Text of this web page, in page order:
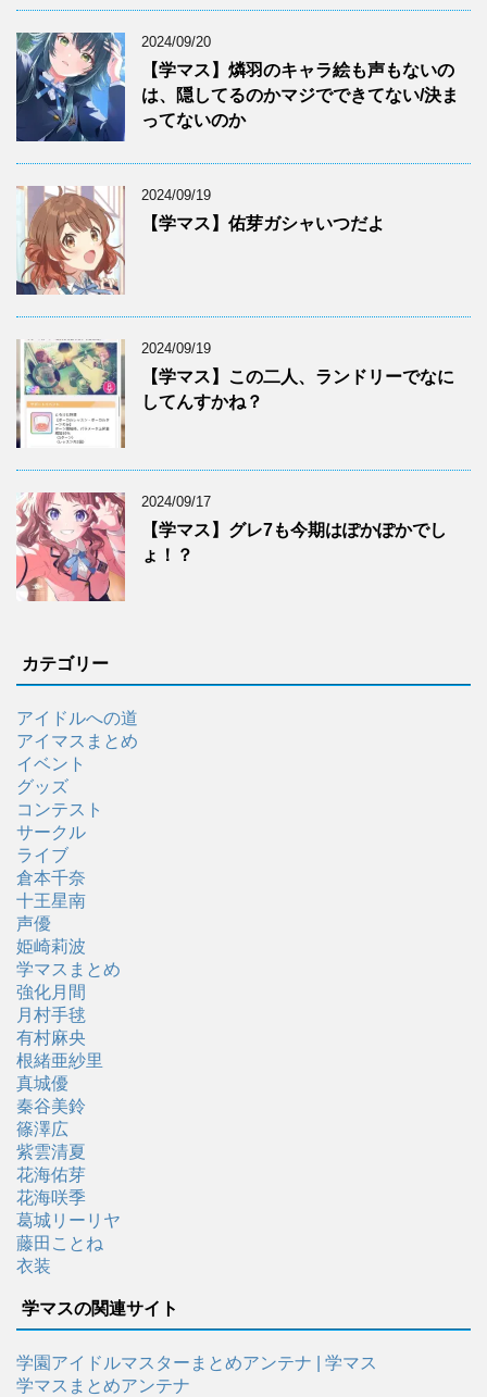
2024/09/20
【学マス】燐羽のキャラ絵も声もないの
は、隠してるのかマジでできてない/決ま
ってないのか
2024/09/19
【学マス】佑芽ガシャいつだよ
2024/09/19
【学マス】この二人、ランドリーでなに
してんすかね？
2024/09/17
【学マス】グレ7も今期はぽかぽかでし
ょ！？
カテゴリー
アイドルへの道
アイマスまとめ
イベント
グッズ
コンテスト
サークル
ライブ
倉本千奈
十王星南
声優
姫崎莉波
学マスまとめ
強化月間
月村手毬
有村麻央
根緒亜紗里
真城優
秦谷美鈴
篠澤広
紫雲清夏
花海佑芽
花海咲季
葛城リーリヤ
藤田ことね
衣装
学マスの関連サイト
学園アイドルマスターまとめアンテナ | 学マス
学マスまとめアンテナ